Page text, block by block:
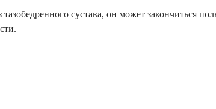
тазобедренного сустава, он может закончиться